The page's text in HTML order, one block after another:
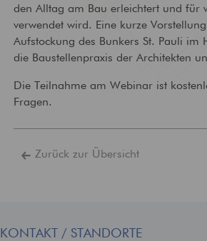
Technische
Gebäudeausrüstung
Ausstattung von Gebäuden
mit zeitgemäßer
den Alltag am Bau erleichtert und für
verwendet wird. Eine kurze
Aufstockung des Bunkers St. Pauli
die Baustellenpraxis der Architekten
Die Teilnahme am Webinar ist
Fragen.
Zurück zur Übersicht
KONTAKT / STANDORTE